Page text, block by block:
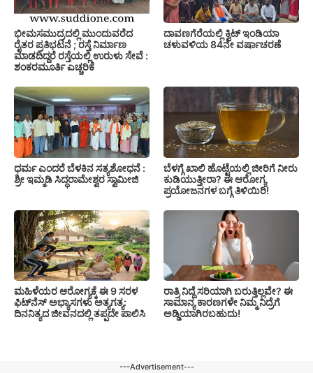
ಭೀಮಸಮುದ್ರದಲ್ಲಿ ಮುಂದುವರೆದ
ರೈತರ ಪ್ರತಿಭಟನೆ ; ರಸ್ತೆ ನಿರ್ಮಾಣ
ಮಾಡದಿದ್ದರೆ ರಸ್ತೆಯಲ್ಲಿ ಉರುಳು ಸೇವೆ :
ಶಂಕರಮೂರ್ತಿ ಎಚ್ಚರಿಕೆ
ದಾವಣಗೆರೆಯಲ್ಲಿ ಕ್ವಿಟ್ ಇಂಡಿಯಾ
ಚಳುವಳಿಯ 84ನೇ ವರ್ಷಾಚರಣೆ
ಧರ್ಮ ಎಂದರೆ ಬೆಳಕಿನ ಸತ್ಯಶೋಧನೆ :
ಶ್ರೀ ಇಮ್ಮಡಿ ಸಿದ್ಧರಾಮೇಶ್ವರ ಸ್ವಾಮೀಜಿ
ಬೆಳಗ್ಗೆ ಖಾಲಿ ಹೊಟ್ಟೆಯಲ್ಲಿ ಜೀರಿಗೆ ನೀರು
ಕುಡಿಯುತ್ತೀರಾ? ಈ ಆರೋಗ್ಯ
ಪ್ರಯೋಜನಗಳ ಬಗ್ಗೆ ತಿಳಿಯಿರಿ!
ಮಹಿಳೆಯರ ಆರೋಗ್ಯಕ್ಕೆ ಈ 9 ಸರಳ
ಫಿಟ್‌ನೆಸ್‌ ಅಭ್ಯಾಸಗಳು ಅತ್ಯಗತ್ಯ:
ದಿನನಿತ್ಯದ ಜೀವನದಲ್ಲಿ ತಪ್ಪದೇ ಪಾಲಿಸಿ
ರಾತ್ರಿ ನಿದ್ದೆ ಸರಿಯಾಗಿ ಬರುತ್ತಿಲ್ಲವೇ? ಈ
ಸಾಮಾನ್ಯ ಕಾರಣಗಳೇ ನಿಮ್ಮ ನಿದ್ರೆಗೆ
ಅಡ್ಡಿಯಾಗಿರಬಹುದು!
---Advertisement---